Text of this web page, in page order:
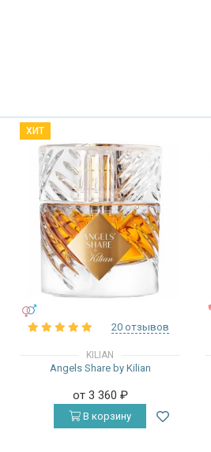
ХИТ
20 отзывов
KILIAN
Angels Share by Kilian
от 3 360 ₽
В корзину